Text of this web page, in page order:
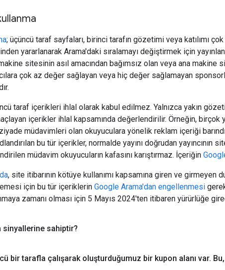
; üçüncü taraf sayfaları, birinci tarafın gözetimi veya katılımı
yararlanarak Arama'daki sıralamayı değiştirmek için
sitesinin asıl amacından bağımsız olan veya ana makine
çok az değer sağlayan veya hiç değer sağlamayan
taraf içerikleri ihlal olarak kabul edilmez. Yalnızca yakın
içerikler ihlal kapsamında değerlendirilir. Örneğin, birçok
müdavimleri olan okuyuculara yönelik reklam içeriği
bu tür içerikler, normalde yayını doğrudan
müdavim okuyucuların kafasını karıştırmaz. İçeriğin
, site itibarının kötüye kullanımı kapsamına giren ve girmeyen
için bu tür içeriklerin Google Arama'dan engellenmesi
zamanı olması için 5 Mayıs 2024'ten itibaren yürürlüğe
sinyallerine sahiptir?
bir tarafla çalışarak oluşturduğumuz bir kupon alanı var. Bu,